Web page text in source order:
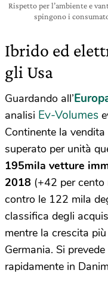
Rispetto per l’ambiente e
spingono i
Ibrido ed
gli Usa
Guardando all’
analisi Ev-Volumes
Continente la
superato per unità
195mila vetture
2018 (+42 per cento
contro le 122 mila
classifica degli
mentre la crescita
Germania. Si
rapidamente in